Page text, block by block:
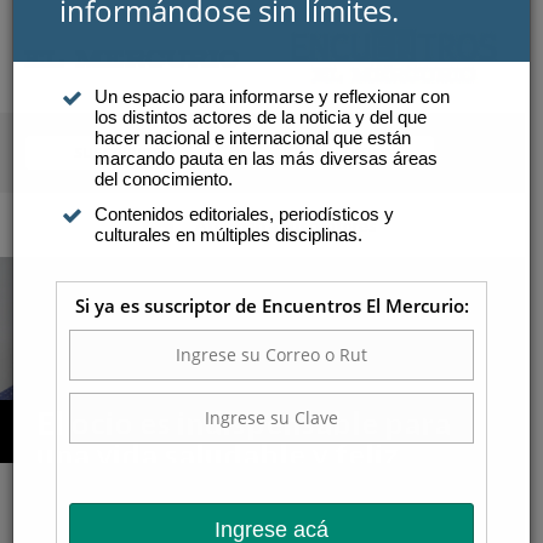
SUSCRIBIRSE INICIAR SESIÓN
Atención a suscriptores
COMPRAR AQUÍ
El ocio es indispensable para
una vida saludable y feliz
a ciencia ha demostrado la importancia del tiempo
Suscríbase y continúe
informándose sin límites.
Un espacio para informarse y reflexionar con
los distintos actores de la noticia y del que
hacer nacional e internacional que están
marcando pauta en las más diversas áreas
Contenidos editoriales, periodísticos y
culturales en múltiples disciplinas.
Si ya es suscriptor de Encuentros El Mercurio: